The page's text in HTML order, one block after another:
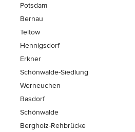
Potsdam
Bernau
Teltow
Hennigsdorf
Erkner
Schönwalde-Siedlung
Werneuchen
Basdorf
Schönwalde
Bergholz-Rehbrücke